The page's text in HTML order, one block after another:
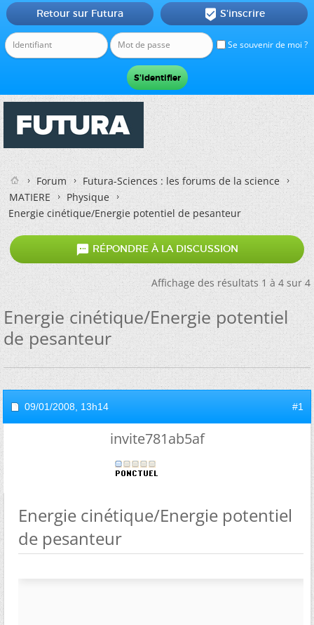
Se souvenir de moi ?
Retour sur Futura  S'inscrire
Forum
Futura-Sciences : les forums de la science
MATIERE
Physique
Energie cinétique/Energie potentiel de pesanteur
 RÉPONDRE À LA DISCUSSION
Affichage des résultats 1 à 4 sur 4
Energie cinétique/Energie potentiel
de pesanteur
09/01/2008, 13h14 #1
invite781ab5af
Energie cinétique/Energie potentiel
de pesanteur